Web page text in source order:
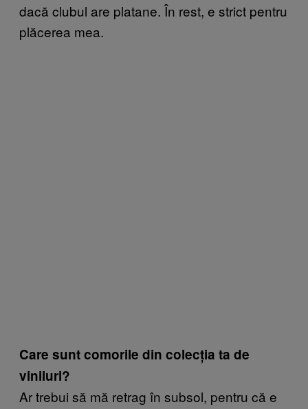
dacă clubul are platane. În rest, e strict pentru
plăcerea mea.
Care sunt comorile din colecția ta de
viniluri?
Ar trebui să mă retrag în subsol, pentru că e